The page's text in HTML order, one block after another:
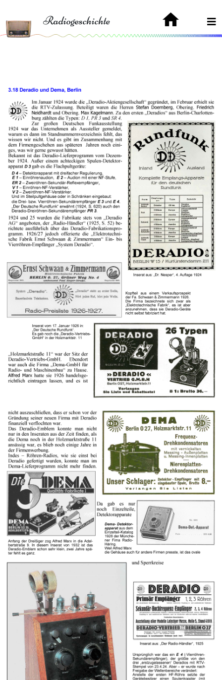
Radiogeschichte